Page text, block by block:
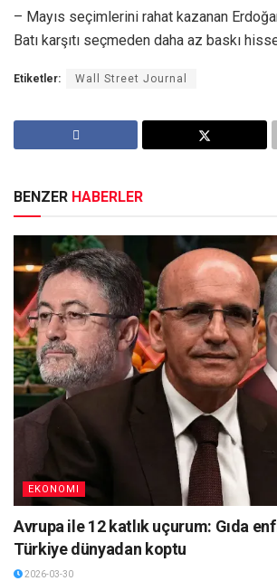
– Mayıs seçimlerini rahat kazanan
Batı karşıtı seçmeden daha az baskı
Etiketler: Wall Street Journal
BENZER HABERLER
EKONOMI
Avrupa ile 12 katlık uçurum: Gıda
Türkiye dünyadan koptu
2026-03-30